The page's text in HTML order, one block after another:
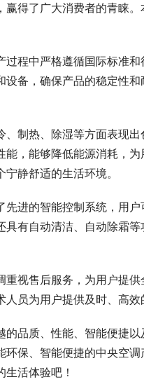
得了广大消费者的青睐
程中严格遵循国际标准
备，确保产品的稳定性
制热、除湿等方面表现
，能够降低能源消耗，
静舒适的生活环境。
进的智能控制系统，用
有自动清洁、自动除霜
视售后服务，为用户提
员为用户提供及时、高效
品质、性能、智能便捷
保、智能便捷的中央空
活体验吧！